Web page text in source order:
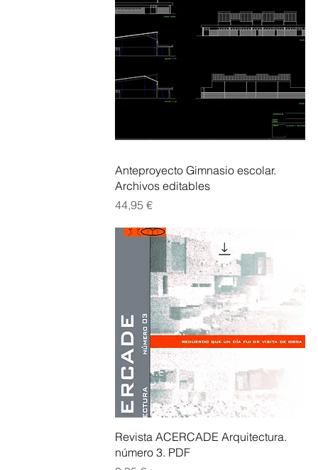
Vista rápida
Anteproyecto Gimnasio escolar.
Archivos editables
Precio
44,95 €
Vista rápida
Revista ACERCADE Arquitectura.
número 3. PDF